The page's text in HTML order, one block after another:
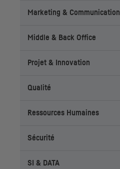
Marketing & Communication
Middle & Back Office
Projet & Innovation
Qualité
Ressources Humaines
Sécurité
SI & DATA